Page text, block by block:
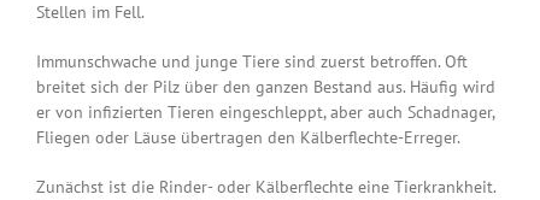
Stellen im Fell.
Immunschwache und junge Tiere sind zuerst betroffen. Oft
breitet sich der Pilz über den ganzen Bestand aus. Häufig wird
er von infizierten Tieren eingeschleppt, aber auch Schadnager,
Fliegen oder Läuse übertragen den Kälberflechte-Erreger.
Zunächst ist die Rinder- oder Kälberflechte eine Tierkrankheit.